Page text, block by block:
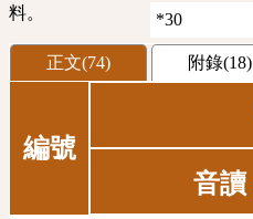
料。
正文(74) 附錄(18)
編號
音讀